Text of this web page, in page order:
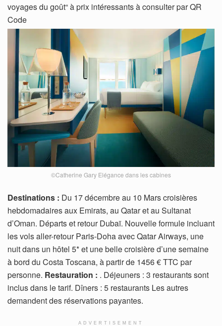
voyages du goût“ à prix intéressants à consulter par QR
Code
©Catherine Gary Elégance dans les cabines
Destinations : Du 17 décembre au 10 Mars croisières
hebdomadaires aux Emirats, au Qatar et au Sultanat
d’Oman. Départs et retour Dubaï. Nouvelle formule incluant
les vols aller-retour Paris-Doha avec Qatar Airways, une
nuit dans un hôtel 5* et une belle croisière d’une semaine
à bord du Costa Toscana, à partir de 1456 € TTC par
personne. Restauration : . Déjeuners : 3 restaurants sont
inclus dans le tarif. Dîners : 5 restaurants Les autres
demandent des réservations payantes.
ADVERTISEMENT